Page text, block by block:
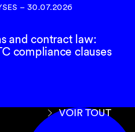
– 30.07.2026
and contract law:
compliance clauses
VOIR TOUT